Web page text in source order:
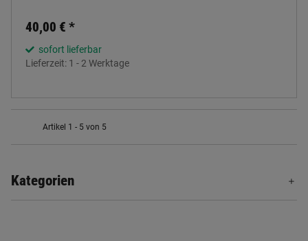
40,00 € *
sofort lieferbar
Lieferzeit: 1 - 2 Werktage
Artikel 1 - 5 von 5
Kategorien